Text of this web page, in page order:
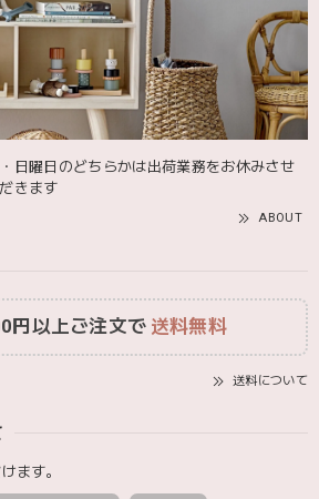
たです！バースデーバルーンも入って
生日に使わせて頂きます🫶
Adnil LAND アドニルランド | PULL ALONG PUPPY からだをくねくねさせながらついてくる プル アロング パピー プルトイ 木のおもちゃ
02
日曜日のどちらかは出荷業務をお休みさせ
きます
ABOUT
円以上ご注文で 送料無料
送料について
ます。